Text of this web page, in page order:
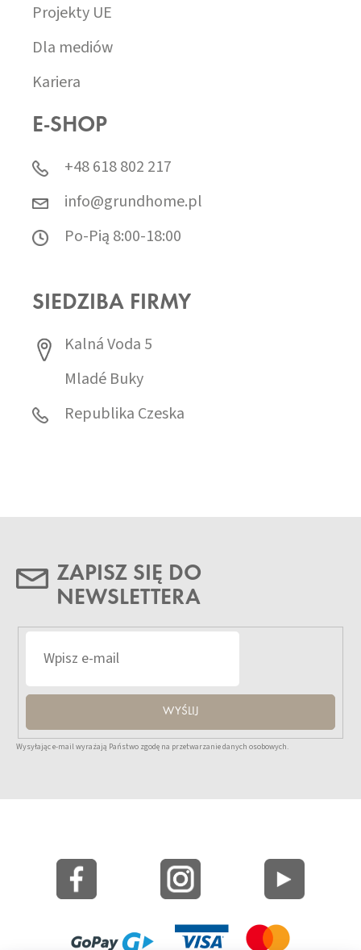
Projekty UE
Dla mediów
Kariera
E-SHOP
+48 618 802 217
info@grundhome.pl
Po-Pią 8:00-18:00
SIEDZIBA FIRMY
Kalná Voda 5
Mladé Buky
Republika Czeska
ZAPISZ SIĘ DO
NEWSLETTERA
WYŚLIJ
Wysyłając e-mail wyrażają Państwo zgodę na przetwarzanie danych osobowych.